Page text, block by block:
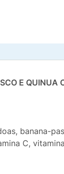
E QUINUA
banana-
C,